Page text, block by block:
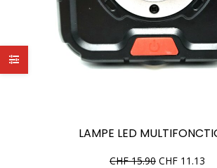
LAMPE LED
CHF15.90 CHF 11.13